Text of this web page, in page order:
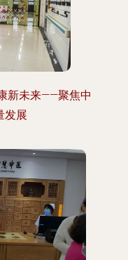
新未来——聚焦中
发展